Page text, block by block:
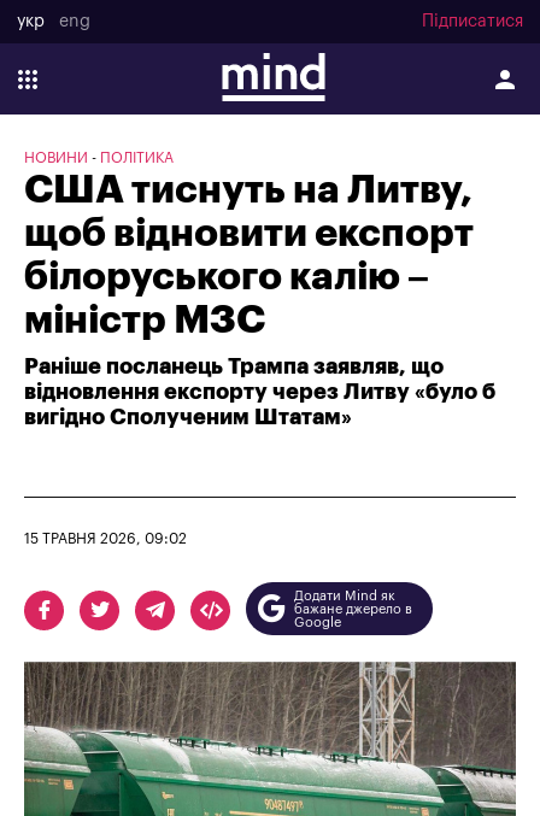
укр eng Підписатися
НОВИНИ ПОЛІТИКА
США тиснуть на Литву,
щоб відновити експорт
білоруського калію –
міністр МЗС
Раніше посланець Трампа заявляв, що
відновлення експорту через Литву «було б
вигідно Сполученим Штатам»
15 ТРАВНЯ 2026, 09:02
Додати Mind як
бажане джерело в
Google